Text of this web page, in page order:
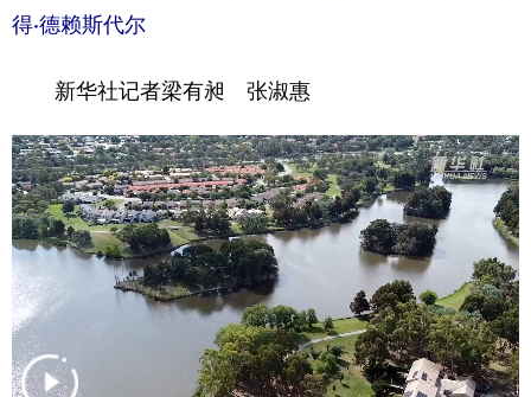
学术中国 乡村振兴 银龄 溯源中国
城市 旅游 能源 会展
彩票 娱乐 悦读
一带一路 亚太网 上市公司
文化产业
得·德赖斯代尔
新华社记者梁有昶 张淑惠